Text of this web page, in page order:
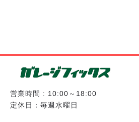
営業時間 : 10:00～18:00
定休日：毎週水曜日